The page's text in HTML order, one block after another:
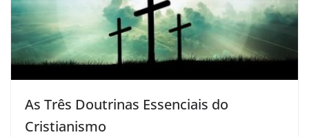
As Três Doutrinas Essenciais do
Cristianismo